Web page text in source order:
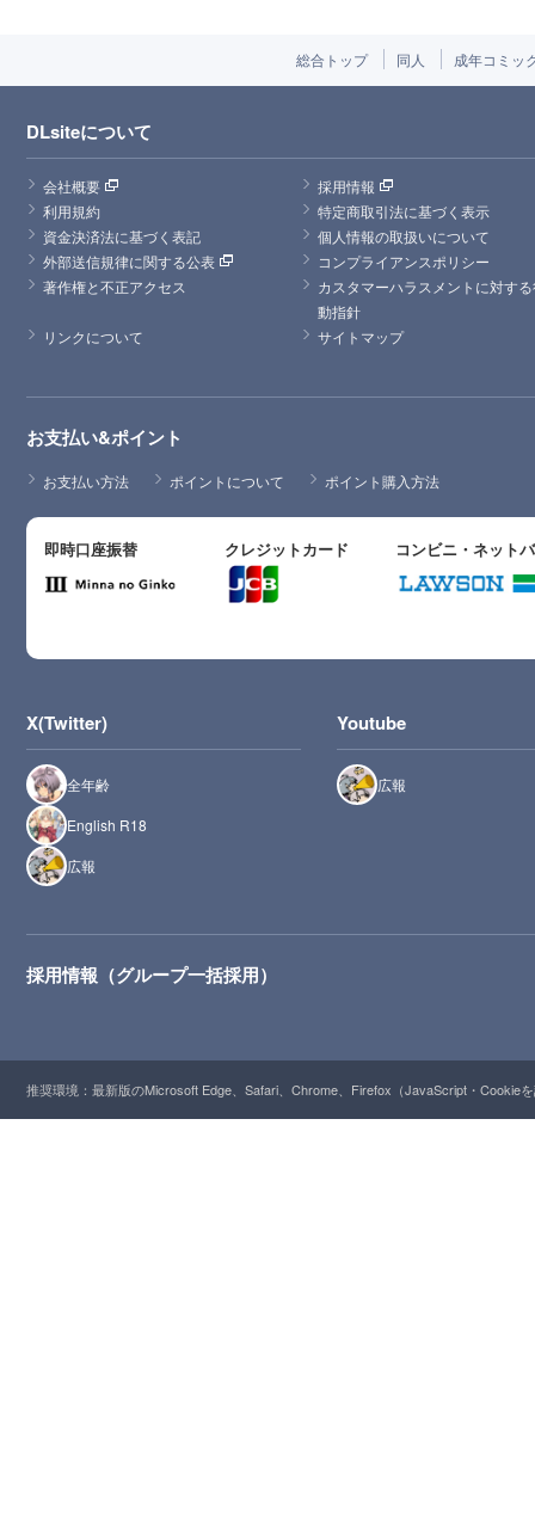
総合トップ 同人 成年コミッ
DLsiteについて
会社概要
採用情報
利用規約
特定商取引法に基づく表示
資金決済法に基づく表記
個人情報の取扱いについて
外部送信規律に関する公表
コンプライアンスポリシー
著作権と不正アクセス
カスタマーハラスメントに対す
動指針
リンクについて
サイトマップ
お支払い&ポイント
お支払い方法 ポイントについて ポイント購入方法
即時口座振替 クレジットカード コンビニ・ネット
X(Twitter)
全年齢
English R18
広報
Youtube
広報
採用情報（グループ一括採用）
推奨環境：最新版のMicrosoft Edge、Safari、Chrome、Firefox（JavaScript・Cookie